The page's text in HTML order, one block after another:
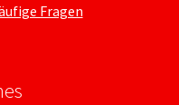
Fragen